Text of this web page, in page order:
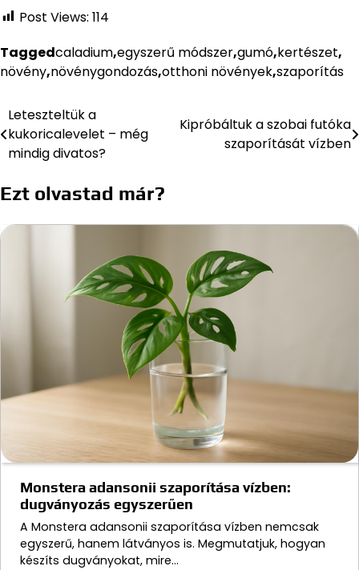
Post Views: 114
Taggedcaladium,egyszerű módszer,gumó,kertészet,
növény,növénygondozás,otthoni növények,szaporítás
Bejegyzés
navigáció
Leteszteltük a
kukoricalevelet – még
mindig divatos?
Kipróbáltuk a szobai futóka
szaporítását vízben
Ezt olvastad már?
Monstera adansonii szaporítása vízben:
dugványozás egyszerűen
A Monstera adansonii szaporítása vízben nemcsak
egyszerű, hanem látványos is. Megmutatjuk, hogyan
készíts dugványokat, mire…